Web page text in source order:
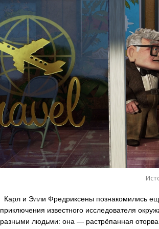
Карл и Элли Фредриксены познакомились
приключения известного исследователя
разными людьми: она — растрёпанная